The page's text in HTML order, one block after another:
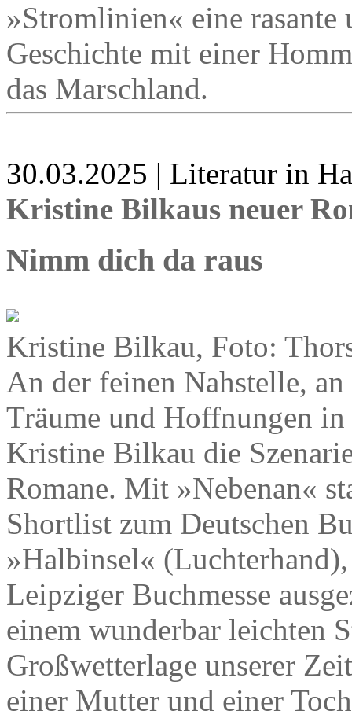
»Stromlinien« eine rasante
Geschichte mit einer
das Marschland.
30.03.2025 | Literatur in
Kristine Bilkaus neuer
Nimm dich da raus
Kristine Bilkau, Foto:
An der feinen Nahstelle,
Träume und Hoffnungen
Kristine Bilkau die
Romane. Mit »Nebenan«
Shortlist zum Deutschen
»Halbinsel«
Leipziger Buchmesse
einem wunderbar leichten
Großwetterlage unserer
einer Mutter und einer